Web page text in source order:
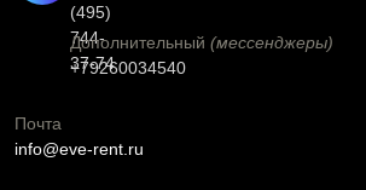
(495)
744-
37-74
Дополнительный (мессенджеры)
+79260034540
Почта
info@eve-rent.ru